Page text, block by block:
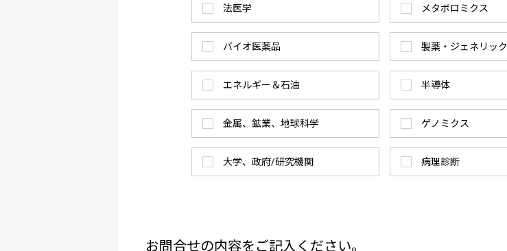
法医学 メタボロミクス
バイオ医薬品 製薬・ジェネリック
エネルギー＆石油 半導体
金属、鉱業、地球科学 ゲノミクス
大学、政府/研究機関 病理診断
お問合せの内容をご記入ください。